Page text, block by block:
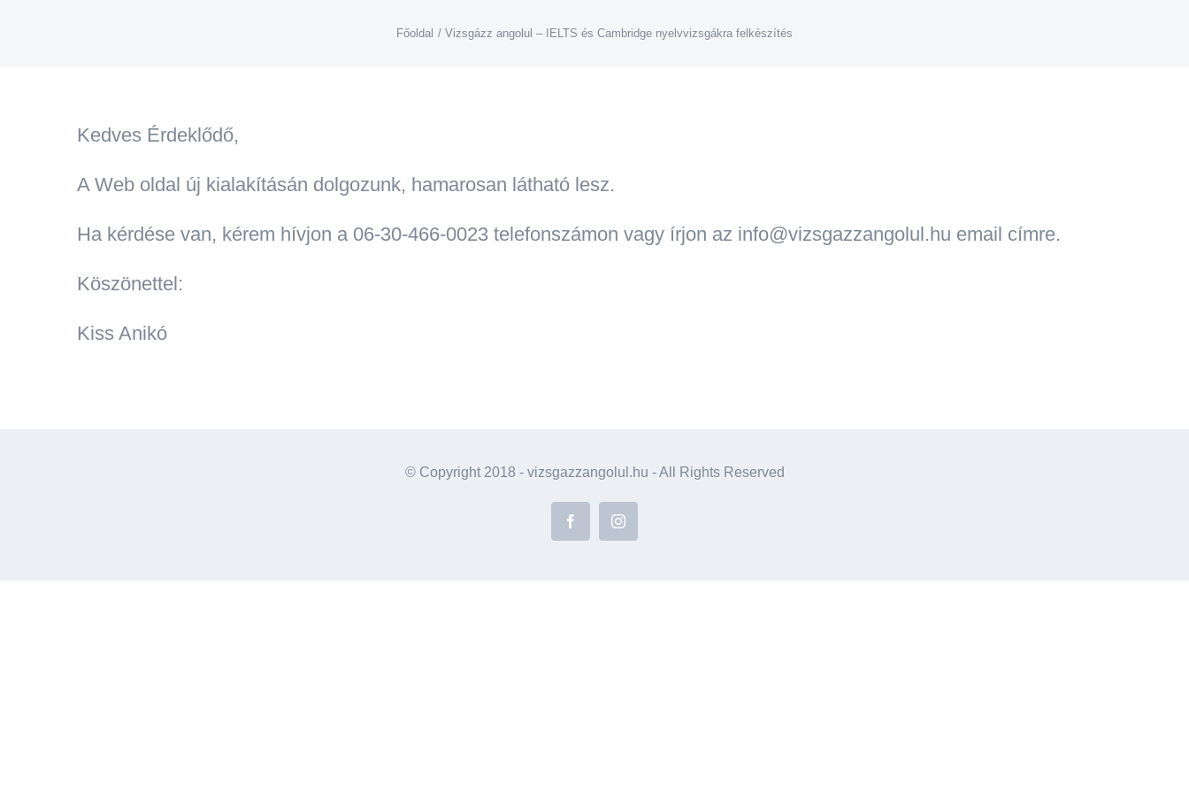
Főoldal Vizsgázz angolul – IELTS és Cambridge nyelvvizsgákra felkészítés
Kedves Érdeklődő,
A Web oldal új kialakításán dolgozunk, hamarosan látható lesz.
Ha kérdése van, kérem hívjon a 06-30-466-0023 telefonszámon vagy írjon az info@vizsgazzangolul.hu email címre.
Köszönettel:
Kiss Anikó
© Copyright 2018 - vizsgazzangolul.hu - All Rights Reserved
FacebookInstagram